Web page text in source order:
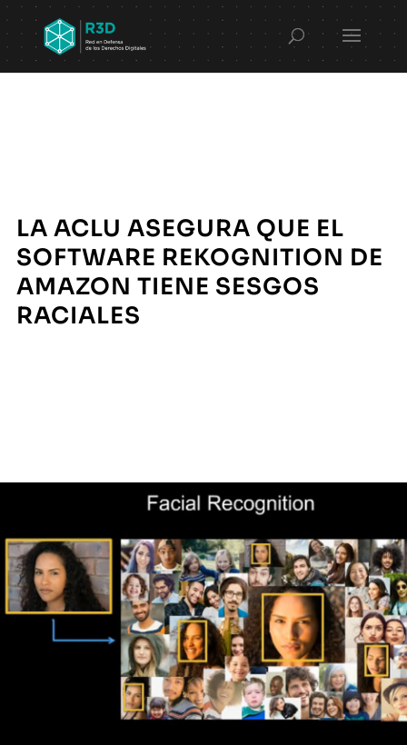
LA ACLU ASEGURA QUE EL
SOFTWARE REKOGNITION DE
AMAZON TIENE SESGOS
RACIALES